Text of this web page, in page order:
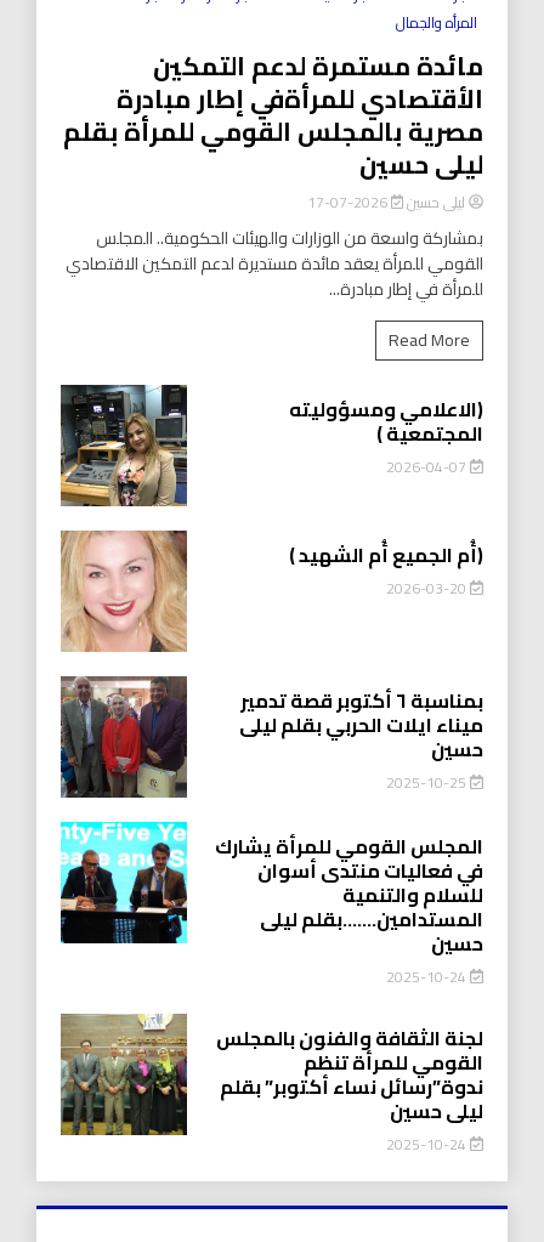
المرأه والجمال
مائدة مستمرة لدعم التمكين
الأقتصادي للمرأةفي إطار مبادرة
مصرية بالمجلس القومي للمرأة بقلم
ليلى حسين
ليلى حسين 2026-07-17
بمشاركة واسعة من الوزارات والهيئات الحكومية.. المجلس
القومي للمرأة يعقد مائدة مستديرة لدعم التمكين الاقتصادي
للمرأة في إطار مبادرة...
Read More
(الاعلامي ومسؤوليته
المجتمعية )
2026-04-07
(أُم الجميع أُم الشهيد )
2026-03-20
بمناسبة ٦ أكتوبر قصة تدمير
ميناء ايلات الحربي بقلم ليلى
حسين
2025-10-25
المجلس القومي للمرأة يشارك
في فعاليات منتدى أسوان
للسلام والتنمية
المستدامين…….بقلم ليلى
حسين
2025-10-24
لجنة الثقافة والفنون بالمجلس
القومي للمرأة تنظم
ندوة”رسائل نساء أكتوبر” بقلم
ليلى حسين
2025-10-24